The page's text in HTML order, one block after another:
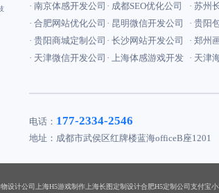
· 南京体感开发公司
· 合肥网站优化公司
· 贵阳商城定制公司
· 天津微信开发公司
· 成都SEO优化公司
· 昆明微信开发公司
· 长沙网站开发公司
· 上海体感游戏开发
· 苏州
· 贵阳
· 郑州
· 天津
电话： 177-2334-2546
地址：成都市武侯区红牌楼蓝海officeB座1201
设计公司 上海H5游戏制作上海长图定制设计合肥H5定制公司支付宝